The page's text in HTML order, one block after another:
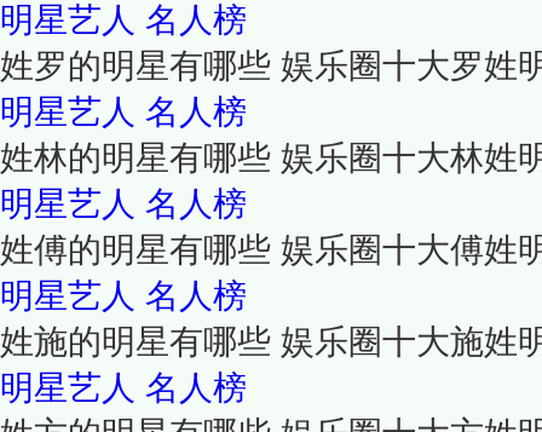
明星艺人 名人榜
姓罗的明星有哪些 娱乐圈十大罗姓
明星艺人 名人榜
姓林的明星有哪些 娱乐圈十大林姓
明星艺人 名人榜
姓傅的明星有哪些 娱乐圈十大傅姓
明星艺人 名人榜
姓施的明星有哪些 娱乐圈十大施姓
明星艺人 名人榜